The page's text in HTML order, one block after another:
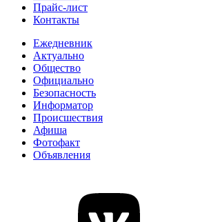
Прайс-лист
Контакты
Ежедневник
Актуально
Общество
Официально
Безопасность
Информатор
Происшествия
Афиша
Фотофакт
Объявления